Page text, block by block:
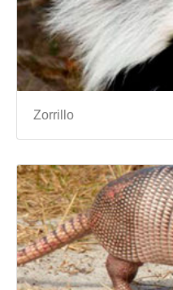
Zorrillo